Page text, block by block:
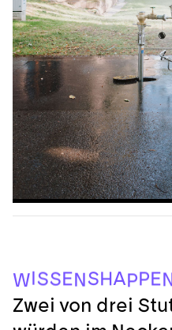
WISSENSHAPPE
Zwei von drei